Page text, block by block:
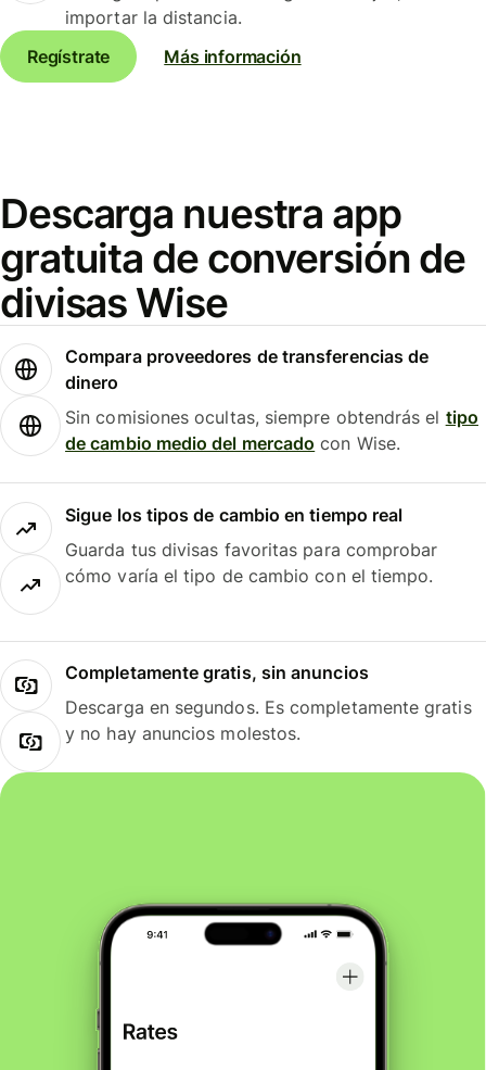
importar la distancia.
Regístrate
Más información
Descarga nuestra app
gratuita de conversión de
divisas Wise
Compara proveedores de transferencias de
dinero
Sin comisiones ocultas, siempre obtendrás el tipo
de cambio medio del mercado con Wise.
Sigue los tipos de cambio en tiempo real
Guarda tus divisas favoritas para comprobar
cómo varía el tipo de cambio con el tiempo.
Completamente gratis, sin anuncios
Descarga en segundos. Es completamente gratis
y no hay anuncios molestos.